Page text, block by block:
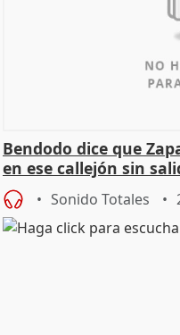
Bendodo dice que
en ese callejón sin
Sonido Totales